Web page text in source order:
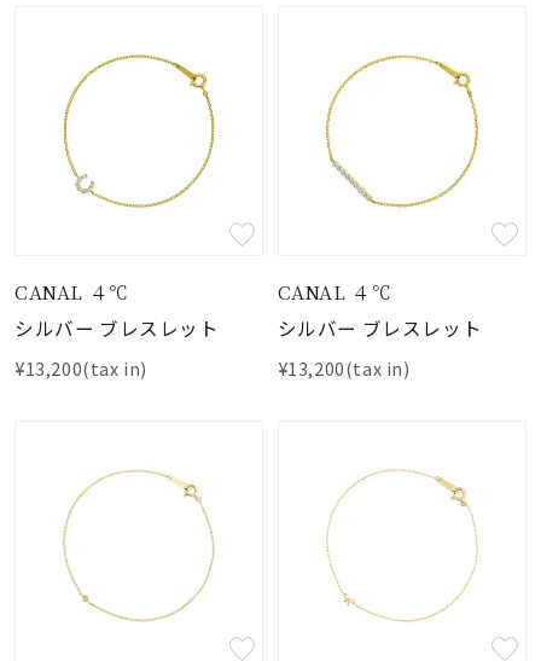
CANAL ４℃
シルバー ブレスレット
¥13,200(tax in)
CANAL ４℃
シルバー ブレスレット
¥13,200(tax in)